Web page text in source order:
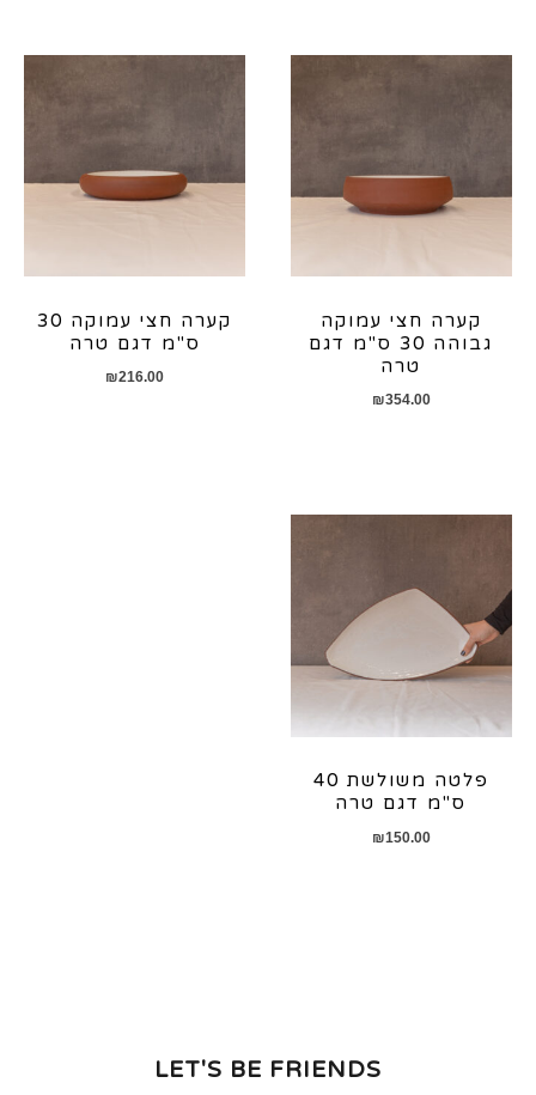
קערה חצי עמוקה
גבוהה 30 ס"מ דגם
טרה
₪354.00
קערה חצי עמוקה 30
ס"מ דגם טרה
₪216.00
פלטה משולשת 40
ס"מ דגם טרה
₪150.00
LET'S BE FRIENDS